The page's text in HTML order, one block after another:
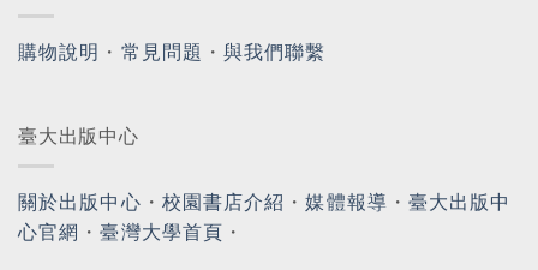
購物說明 ・ 常見問題 ・與我們聯繫
臺大出版中心
關於出版中心 ・ 校園書店介紹 ・媒體報導 ・ 臺大出版中
心官網 ・臺灣大學首頁 ・